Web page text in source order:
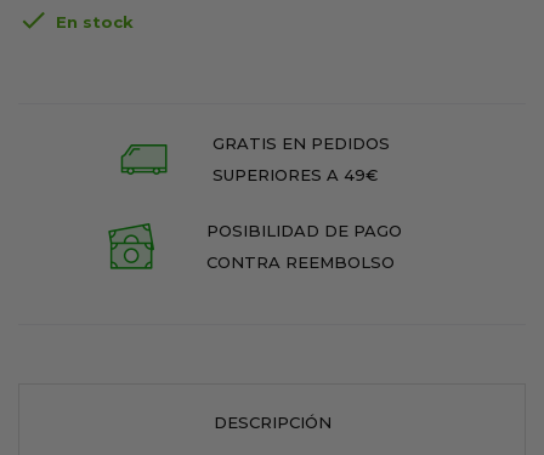
 En stock
GRATIS EN PEDIDOS
SUPERIORES A 49€
POSIBILIDAD DE PAGO
CONTRA REEMBOLSO
DESCRIPCIÓN